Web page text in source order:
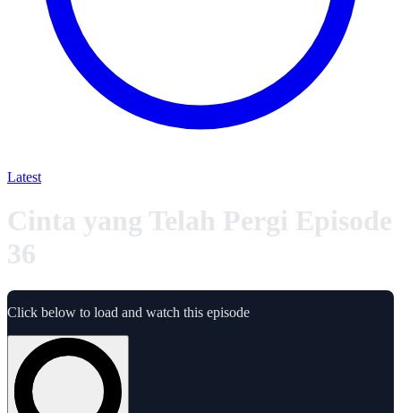
Latest
Cinta yang Telah Pergi Episode
36
Click below to load and watch this episode